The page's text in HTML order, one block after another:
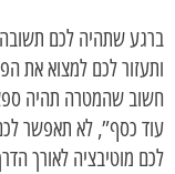
ברגע שתהיה לכם
ותעזור לכם למצוא את
חשוב שהמטרה תהיה
עוד כסף”, לא תאפשר
לכם מוטיבציה לאורך